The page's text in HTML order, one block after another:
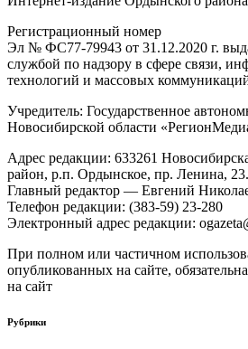
Регистрационный номер
Эл № ФС77-79943 от 31.12.2020 г.
службой по надзору в сфере связи,
технологий и массовых
Учредитель: Государственное
Новосибирской области
Адрес редакции: 633261
район, р.п. Ордынское, пр. Ленина, 23.
Главный редактор — Евгений
Телефон редакции: (383-59) 23-280
Электронный адрес редакции:
При полном или частичном
опубликованных на сайте,
на сайт
Рубрики